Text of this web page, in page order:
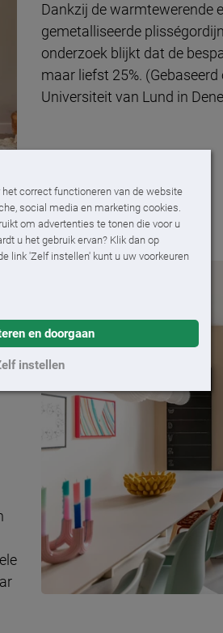
correct functioneren van de website
social media en marketing cookies.
om advertenties te tonen die voor u
u het gebruik ervan? Klik dan op
link 'Zelf instellen' kunt u uw voorkeuren
en doorgaan
instellen
Dankzij de warmtewerende
gemetalliseerde
onderzoek blijkt dat de
maar liefst 25%.
Universiteit van Lund in